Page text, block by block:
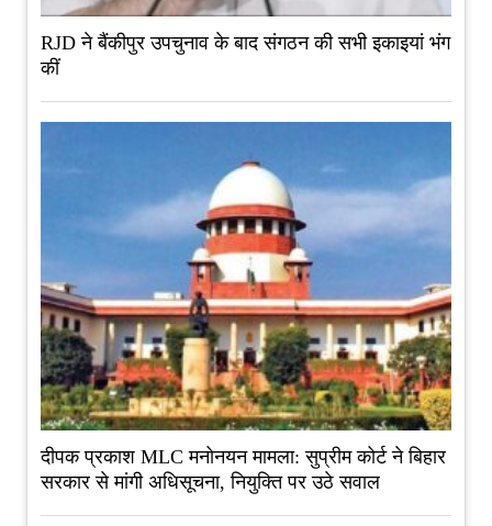
RJD ने बैंकीपुर उपचुनाव के बाद संगठन की सभी इकाइयां भंग
कीं
दीपक प्रकाश MLC मनोनयन मामला: सुप्रीम कोर्ट ने बिहार
सरकार से मांगी अधिसूचना, नियुक्ति पर उठे सवाल